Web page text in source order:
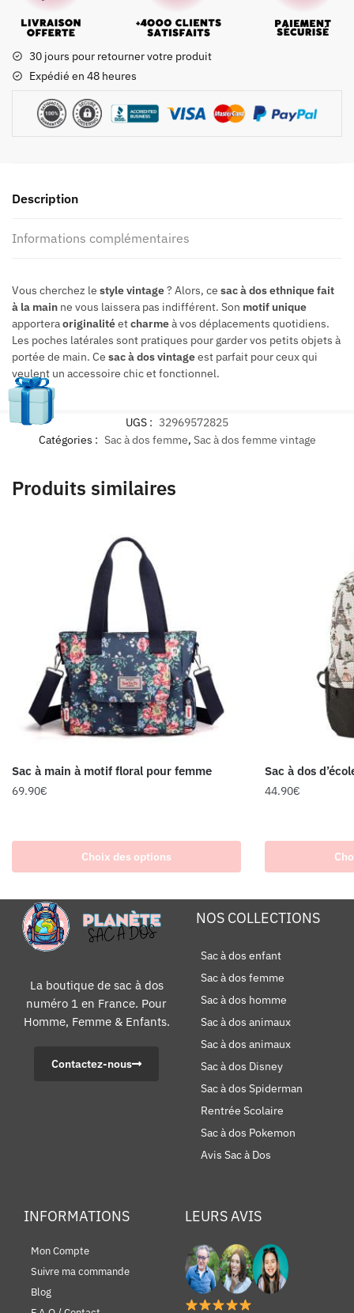
30 jours pour retourner votre produit
Expédié en 48 heures
Description
Informations complémentaires
Vous cherchez le style vintage? Alors, ce sac à dos ethniquefait
à la main ne vous laissera pas indifférent. Son motif unique
apporteraoriginalitéetcharmeà vos déplacements quotidiens.
Les poches latérales sont pratiques pour garder vos petits objets à
portée de main. Ce sac à dos vintageest parfait pour ceux qui
veulent un accessoire chic et fonctionnel.
UGS : 32969572825
Catégories : Sac à dos femme, Sac à dos femme vintage
Produits similaires
Sac à main à motif floral pour femme
69.90€
Choix des options
Sac à dos
44.90€
La boutique de sac à dos
numéro 1 en France. Pour
Homme, Femme & Enfants.
Contactez-nous
NOS COLLECTIONS
Sac à dos enfant
Sac à dos femme
Sac à dos homme
Sac à dos animaux
Sac à dos animaux
Sac à dos Disney
Sac à dos Spiderman
Rentrée Scolaire
Sac à dos Pokemon
Avis Sac à Dos
INFORMATIONS
Mon Compte
Suivre ma commande
Blog
LEURS AVIS